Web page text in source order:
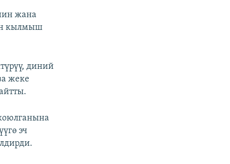
жана
кылмыш
диний
жеке
эч